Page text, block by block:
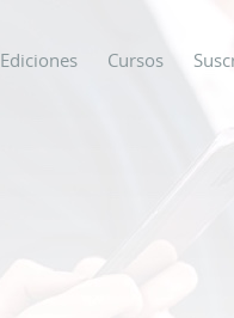
Ediciones Cursos